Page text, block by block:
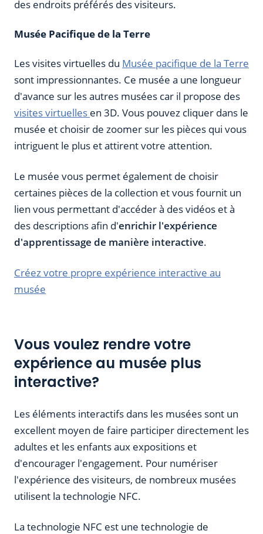
des endroits préférés des visiteurs.
Musée Pacifique de la Terre
Les visites virtuelles du Musée pacifique de la Terre
sont impressionnantes. Ce musée a une longueur
d'avance sur les autres musées car il propose des
visites virtuelles en 3D. Vous pouvez cliquer dans le
musée et choisir de zoomer sur les pièces qui vous
intriguent le plus et attirent votre attention.
Le musée vous permet également de choisir
certaines pièces de la collection et vous fournit un
lien vous permettant d'accéder à des vidéos et à
des descriptions afin d'enrichir l'expérience
d'apprentissage de manière interactive.
Créez votre propre expérience interactive au
musée
Vous voulez rendre votre
expérience au musée plus
interactive?
Les éléments interactifs dans les musées sont un
excellent moyen de faire participer directement les
adultes et les enfants aux expositions et
d'encourager l'engagement. Pour numériser
l'expérience des visiteurs, de nombreux musées
utilisent la technologie NFC.
La technologie NFC est une technologie de